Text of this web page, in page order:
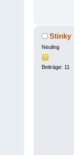
Stinky
Neuling
Beiträge: 11